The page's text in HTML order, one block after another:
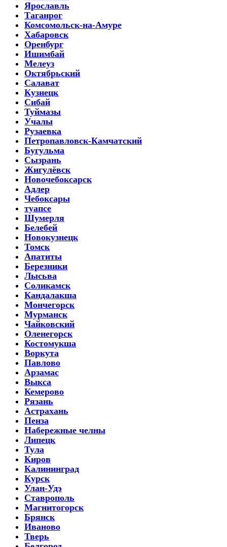
Ярославль
Таганрог
Комсомольск-на-Амуре
Хабаровск
Оренбург
Ишимбай
Мелеуз
Октябрьский
Салават
Кузнецк
Сибай
Туймазы
Учалы
Рузаевка
Петропавловск-Камчатский
Бугульма
Сызрань
Жигулёвск
Новочебоксарск
Адлер
Чебоксары
туапсе
Шумерля
Белебей
Новокузнецк
Томск
Апатиты
Березники
Лысьва
Соликамск
Кандалакша
Мончегорск
Мурманск
Чайковский
Оленегорск
Костомукша
Воркута
Павлово
Арзамас
Выкса
Кемерово
Рязань
Астрахань
Пенза
Набережные челны
Липецк
Тула
Киров
Калининград
Курск
Улан-Удэ
Ставрополь
Магнитогорск
Брянск
Иваново
Тверь